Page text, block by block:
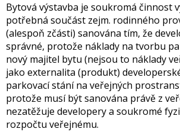
Bytová výstavba je soukromá činnost
potřebná součást zejm. rodinného
(alespoň zčásti) sanována tím, že
správné, protože náklady na tvorbu
nový majitel bytu (nejsou to náklady
jako externalita (produkt)
parkovací stání na veřejných
protože musí být sanována právě z
nezatěžuje developery a soukromé
rozpočtu veřejnému.